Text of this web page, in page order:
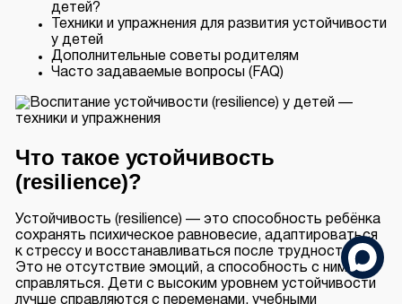
детей?
Техники и упражнения для развития устойчивости
у детей
Дополнительные советы родителям
Часто задаваемые вопросы (FAQ)
Что такое устойчивость
(resilience)?
Устойчивость (resilience) — это способность ребёнка
сохранять психическое равновесие, адаптироваться
к стрессу и восстанавливаться после трудностей.
Это не отсутствие эмоций, а способность с ними
справляться. Дети с высоким уровнем устойчивости
лучше справляются с переменами, учебными